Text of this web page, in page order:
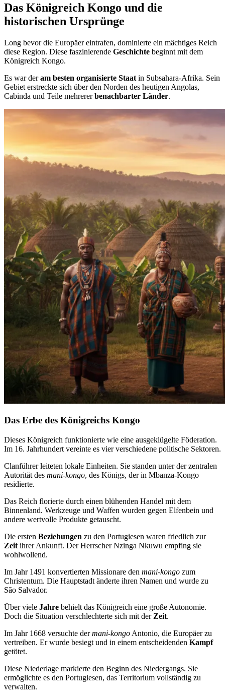
Das Königreich Kongo und die
historischen Ursprünge
Long bevor die Europäer eintrafen, dominierte ein mächtiges Reich
diese Region. Diese faszinierende Geschichte beginnt mit dem
Königreich Kongo.
Es war deram besten organisierte Staat in Subsahara-Afrika. Sein
Gebiet erstreckte sich über den Norden des heutigen Angolas,
Cabinda und Teile mehrererbenachbarter Länder.
Das Erbe des Königreichs Kongo
Dieses Königreich funktionierte wie eine ausgeklügelte Föderation.
Im 16. Jahrhundert vereinte es vier verschiedene politische Sektoren.
Clanführer leiteten lokale Einheiten. Sie standen unter der zentralen
Autorität des mani-kongo, des Königs, der in Mbanza-Kongo
residierte.
Das Reich florierte durch einen blühenden Handel mit dem
Binnenland. Werkzeuge und Waffen wurden gegen Elfenbein und
andere wertvolle Produkte getauscht.
Die ersten Beziehungen zu den Portugiesen waren friedlich zur
Zeit ihrer Ankunft. Der Herrscher Nzinga Nkuwu empfing sie
wohlwollend.
Im Jahr 1491 konvertierten Missionare den mani-kongo zum
Christentum. Die Hauptstadt änderte ihren Namen und wurde zu
São Salvador.
Über viele Jahre behielt das Königreich eine große Autonomie.
Doch die Situation verschlechterte sich mit der Zeit.
Im Jahr 1668 versuchte dermani-kongo Antonio, die Europäer zu
vertreiben. Er wurde besiegt und in einem entscheidenden Kampf
getötet.
Diese Niederlage markierte den Beginn des Niedergangs. Sie
ermöglichte es den Portugiesen, das Territorium vollständig zu
verwalten.